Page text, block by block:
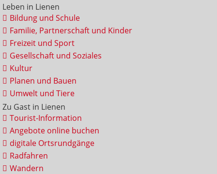
Leben in Lienen
Bildung und Schule
Familie, Partnerschaft und Kinder
Freizeit und Sport
Gesellschaft und Soziales
Kultur
Planen und Bauen
Umwelt und Tiere
Zu Gast in Lienen
Tourist-Information
Angebote online buchen
digitale Ortsrundgänge
Radfahren
Wandern